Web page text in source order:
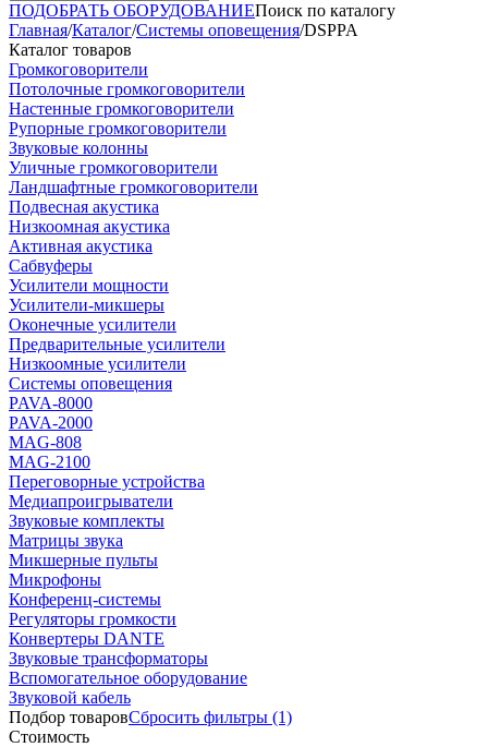
ПОДОБРАТЬ ОБОРУДОВАНИЕПоиск по каталогу
Главная/Каталог/Системы оповещения/DSPPA
Каталог товаров
Громкоговорители
Потолочные громкоговорители
Настенные громкоговорители
Рупорные громкоговорители
Звуковые колонны
Уличные громкоговорители
Ландшафтные громкоговорители
Подвесная акустика
Низкоомная акустика
Активная акустика
Сабвуферы
Усилители мощности
Усилители-микшеры
Оконечные усилители
Предварительные усилители
Низкоомные усилители
Системы оповещения
PAVA-8000
PAVA-2000
MAG-808
MAG-2100
Переговорные устройства
Медиапроигрыватели
Звуковые комплекты
Матрицы звука
Микшерные пульты
Микрофоны
Конференц-системы
Регуляторы громкости
Конвертеры DANTE
Звуковые трансформаторы
Вспомогательное оборудование
Звуковой кабель
Подбор товаровСбросить фильтры (1)
Стоимость